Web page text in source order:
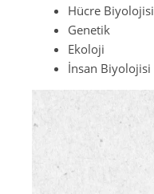
Hücre Biyolojisi
Genetik
Ekoloji
İnsan Biyolojisi